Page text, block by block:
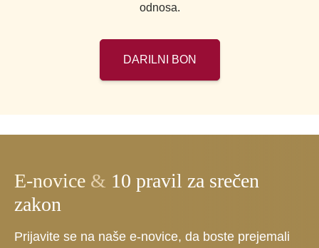
odnosa.
DARILNI BON
E-novice & 10 pravil za srečen
zakon
Prijavite se na naše e-novice, da boste prejemali